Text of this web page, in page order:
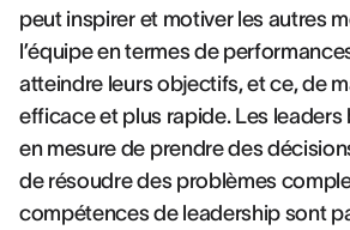
peut inspirer et motiver les autres
l’équipe en termes de
atteindre leurs objectifs, et ce, de
efficace et plus rapide. Les
en mesure de prendre des
de résoudre des problèmes
compétences de leadership sont